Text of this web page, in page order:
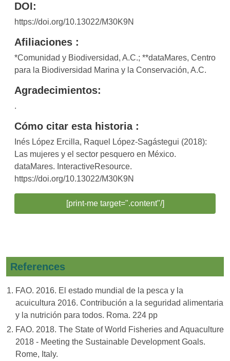
DOI:
https://doi.org/10.13022/M30K9N
Afiliaciones :
*Comunidad y Biodiversidad, A.C.; **dataMares, Centro
para la Biodiversidad Marina y la Conservación, A.C.
Agradecimientos:
.
Cómo citar esta historia :
Inés López Ercilla, Raquel López-Sagástegui (2018):
Las mujeres y el sector pesquero en México.
dataMares. InteractiveResource.
https://doi.org/10.13022/M30K9N
[print-me target=".content"/]
References
FAO. 2016. El estado mundial de la pesca y la
acuicultura 2016. Contribución a la seguridad alimentaria
y la nutrición para todos. Roma. 224 pp
FAO. 2018. The State of World Fisheries and Aquaculture
2018 - Meeting the Sustainable Development Goals.
Rome, Italy.